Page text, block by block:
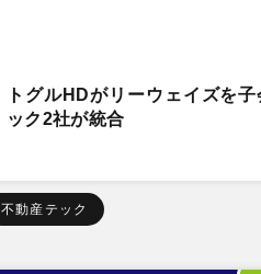
トグルHDがリーウェイズを
ック2社が統合
不動産テック